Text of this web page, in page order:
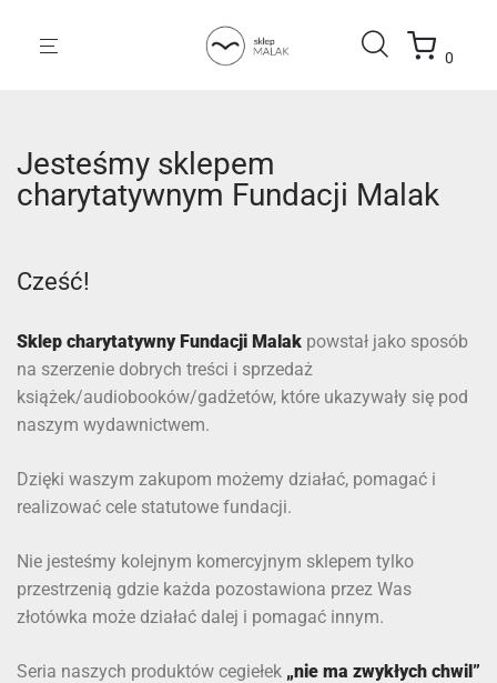
0
Jesteśmy sklepem
charytatywnym Fundacji Malak
Cześć!
Sklep charytatywny Fundacji Malak powstał jako sposób
na szerzenie dobrych treści i sprzedaż
książek/audiobooków/gadżetów, które ukazywały się pod
naszym wydawnictwem.
Dzięki waszym zakupom możemy działać, pomagać i
realizować cele statutowe fundacji.
Nie jesteśmy kolejnym komercyjnym sklepem tylko
przestrzenią gdzie każda pozostawiona przez Was
złotówka może działać dalej i pomagać innym.
Seria naszych produktów cegiełek „nie ma zwykłych chwil”